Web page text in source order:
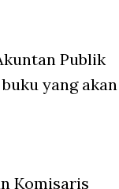
Publik
yang akan
Komisaris